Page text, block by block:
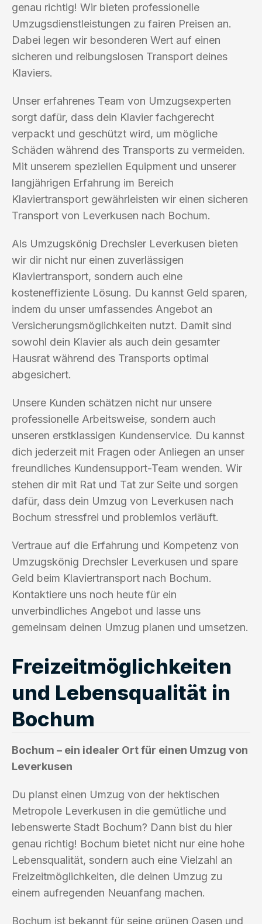
genau richtig! Wir bieten professionelle
Umzugsdienstleistungen zu fairen Preisen an.
Dabei legen wir besonderen Wert auf einen
sicheren und reibungslosen Transport deines
Klaviers.
Unser erfahrenes Team von Umzugsexperten
sorgt dafür, dass dein Klavier fachgerecht
verpackt und geschützt wird, um mögliche
Schäden während des Transports zu vermeiden.
Mit unserem speziellen Equipment und unserer
langjährigen Erfahrung im Bereich
Klaviertransport gewährleisten wir einen sicheren
Transport von Leverkusen nach Bochum.
Als Umzugskönig Drechsler Leverkusen bieten
wir dir nicht nur einen zuverlässigen
Klaviertransport, sondern auch eine
kosteneffiziente Lösung. Du kannst Geld sparen,
indem du unser umfassendes Angebot an
Versicherungsmöglichkeiten nutzt. Damit sind
sowohl dein Klavier als auch dein gesamter
Hausrat während des Transports optimal
abgesichert.
Unsere Kunden schätzen nicht nur unsere
professionelle Arbeitsweise, sondern auch
unseren erstklassigen Kundenservice. Du kannst
dich jederzeit mit Fragen oder Anliegen an unser
freundliches Kundensupport-Team wenden. Wir
stehen dir mit Rat und Tat zur Seite und sorgen
dafür, dass dein Umzug von Leverkusen nach
Bochum stressfrei und problemlos verläuft.
Vertraue auf die Erfahrung und Kompetenz von
Umzugskönig Drechsler Leverkusen und spare
Geld beim Klaviertransport nach Bochum.
Kontaktiere uns noch heute für ein
unverbindliches Angebot und lasse uns
gemeinsam deinen Umzug planen und umsetzen.
Freizeitmöglichkeiten
und Lebensqualität in
Bochum
Bochum – ein idealer Ort für einen Umzug von
Leverkusen
Du planst einen Umzug von der hektischen
Metropole Leverkusen in die gemütliche und
lebenswerte Stadt Bochum? Dann bist du hier
genau richtig! Bochum bietet nicht nur eine hohe
Lebensqualität, sondern auch eine Vielzahl an
Freizeitmöglichkeiten, die deinen Umzug zu
einem aufregenden Neuanfang machen.
Bochum ist bekannt für seine grünen Oasen und